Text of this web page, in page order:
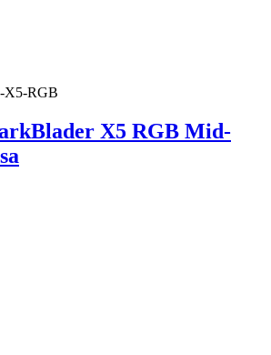
X5-RGB
X5 RGB Mid-